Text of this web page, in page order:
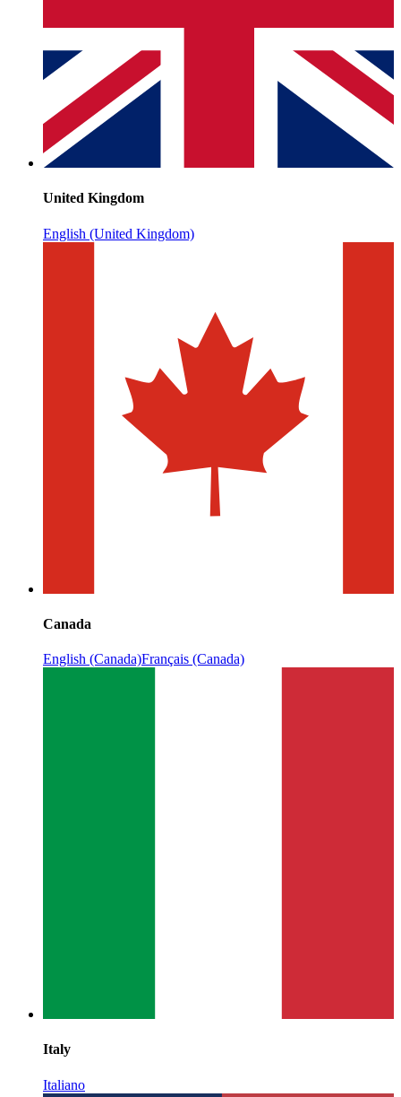
United Kingdom
English (United Kingdom)
Canada
English (Canada)Français (Canada)
Italy
Italiano